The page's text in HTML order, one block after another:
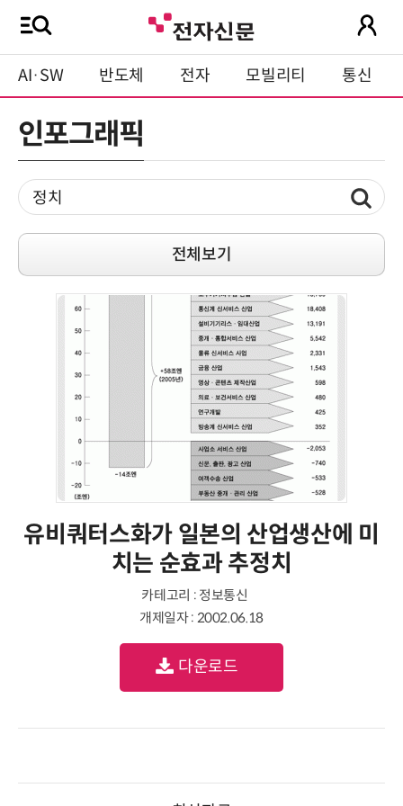
AI·SW 반도체 전자 모빌리티 통신
인포그래픽
전체보기
유비쿼터스화가 일본의 산업생산에 미
치는 순효과 추정치
카테고리 : 정보통신
개제일자 : 2002.06.18
다운로드